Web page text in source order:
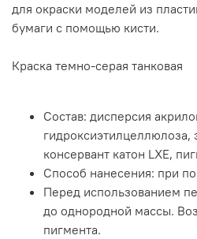
для окраски моделей из
бумаги с помощью кисти.
Краска темно-серая танковая
Состав: дисперсия
гидроксиэтилцеллюлоза,
консервант катон LXE,
Способ нанесения: при
Перед использованием
до однородной массы.
пигмента.